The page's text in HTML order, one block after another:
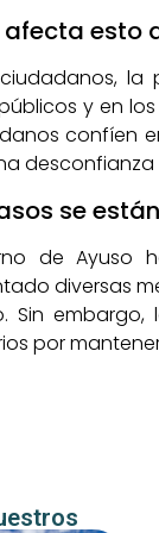
afecta esto
y en
confíen
se
de Ayuso
diversas
Sin
por